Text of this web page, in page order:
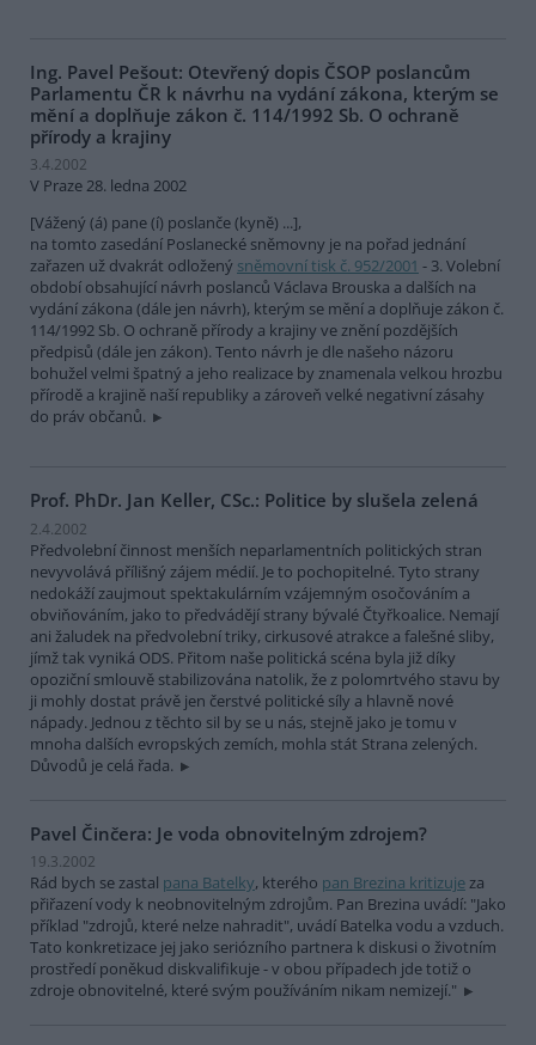
Ing. Pavel Pešout: Otevřený dopis ČSOP poslancům
Parlamentu ČR k návrhu na vydání zákona, kterým se
mění a doplňuje zákon č. 114/1992 Sb. O ochraně
přírody a krajiny
3.4.2002
V Praze 28. ledna 2002
[Vážený (á) pane (í) poslanče (kyně) ...],
na tomto zasedání Poslanecké sněmovny je na pořad jednání
zařazen už dvakrát odložený sněmovní tisk č. 952/2001 - 3. Volební
období obsahující návrh poslanců Václava Brouska a dalších na
vydání zákona (dále jen návrh), kterým se mění a doplňuje zákon č.
114/1992 Sb. O ochraně přírody a krajiny ve znění pozdějších
předpisů (dále jen zákon). Tento návrh je dle našeho názoru
bohužel velmi špatný a jeho realizace by znamenala velkou hrozbu
přírodě a krajině naší republiky a zároveň velké negativní zásahy
do práv občanů.
Prof. PhDr. Jan Keller, CSc.: Politice by slušela zelená
2.4.2002
Předvolební činnost menších neparlamentních politických stran
nevyvolává přílišný zájem médií. Je to pochopitelné. Tyto strany
nedokáží zaujmout spektakulárním vzájemným osočováním a
obviňováním, jako to předvádějí strany bývalé Čtyřkoalice. Nemají
ani žaludek na předvolební triky, cirkusové atrakce a falešné sliby,
jímž tak vyniká ODS. Přitom naše politická scéna byla již díky
opoziční smlouvě stabilizována natolik, že z polomrtvého stavu by
ji mohly dostat právě jen čerstvé politické síly a hlavně nové
nápady. Jednou z těchto sil by se u nás, stejně jako je tomu v
mnoha dalších evropských zemích, mohla stát Strana zelených.
Důvodů je celá řada.
Pavel Činčera: Je voda obnovitelným zdrojem?
19.3.2002
Rád bych se zastal pana Batelky, kterého pan Brezina kritizujeza
přiřazení vody k neobnovitelným zdrojům. Pan Brezina uvádí: "Jako
příklad "zdrojů, které nelze nahradit", uvádí Batelka vodu a vzduch.
Tato konkretizace jej jako seriózního partnera k diskusi o životním
prostředí poněkud diskvalifikuje - v obou případech jde totiž o
zdroje obnovitelné, které svým používáním nikam nemizejí."